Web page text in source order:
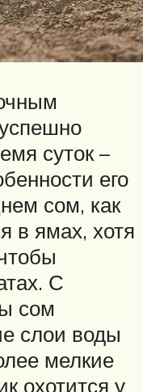
суток –
его
сом, как
в ямах, хотя
С
сом
слои воды
мелкие
охотится у